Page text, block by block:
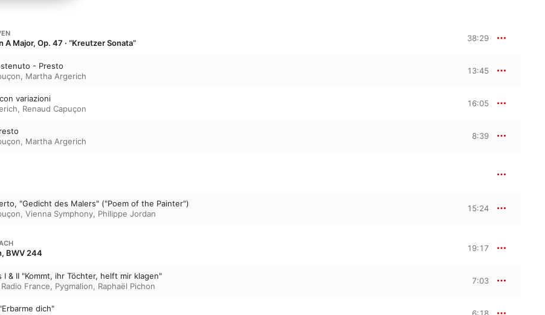
A Major, Op. 47 · “Kreutzer Sonata” 38:29
- Presto
, Martha Argerich
13:45
variazioni
, Renaud Capuçon
16:05
, Martha Argerich
8:39
"Gedicht des Malers" ("Poem of the Painter")
, Vienna Symphony, Philippe Jordan
15:24
BWV 244 19:17
I & II "Kommt, ihr Töchter, helft mir klagen"
France, Pygmalion, Raphaël Pichon
7:03
dich"